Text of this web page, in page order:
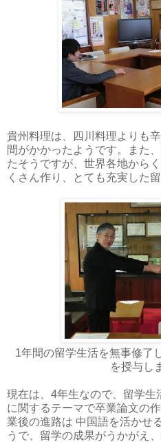
貴州料理は、四川料理よりも
間がかかったようです。また
たそうですが、世界各地から
くさん作り、とても充実した
1年間の留学生活を無事修了
を授与し
現在は、4年生なので、留学
に関するテーマで卒業論文の
業後の進路は 中国語を活かせ
うで、留学の成果がうかがえ